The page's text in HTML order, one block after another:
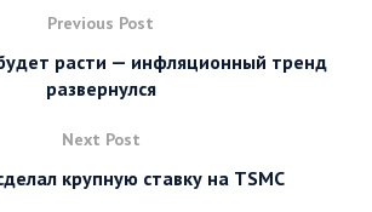
Previous Post
расти — инфляционный тренд
развернулся
Next Post
крупную ставку на TSMC